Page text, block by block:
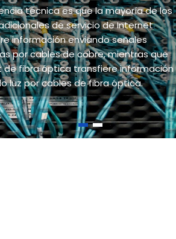
técnica es que la mayoría de los
de servicio de Internet
información enviando señales
por cables de cobre, mientras que
de fibra óptica transfiere información
luz por cables de fibra óptica.